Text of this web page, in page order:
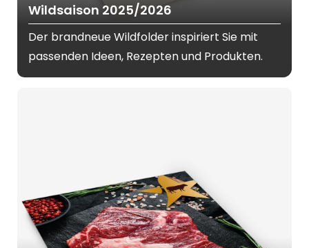
Wildsaison 2025/2026
Der brandneue Wildfolder inspiriert Sie mit
passenden Ideen, Rezepten und Produkten.